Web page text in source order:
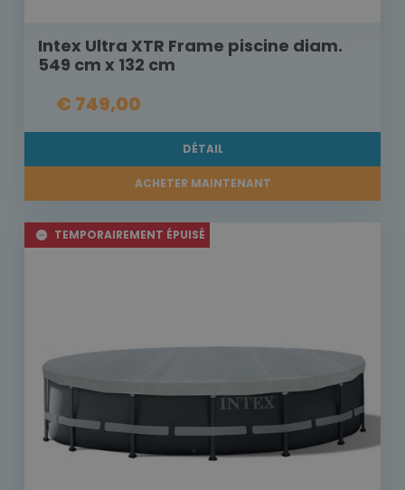
Intex Ultra XTR Frame piscine diam.
549 cm x 132 cm
€ 749,00
DÉTAIL
ACHETER MAINTENANT
TEMPORAIREMENT ÉPUISÉ